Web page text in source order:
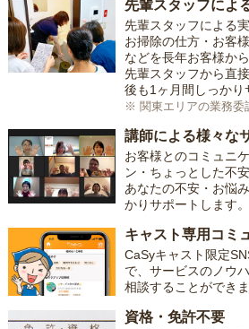
先輩スタッフによ
先輩スタッフによる
お掃除の仕方・お客
などを長年お客様か
先輩スタッフから直
後も1ヶ月間しっかり
※ 関東エリアの業務委
講師による様々な
お客様とのコミュニ
ン・ちょっとした不
あなたの不安・お悩
かりサポートします。
キャスト専用コミ
CaSyキャスト限定
で、サービスのノウ
相談することができま
資格・免許不要